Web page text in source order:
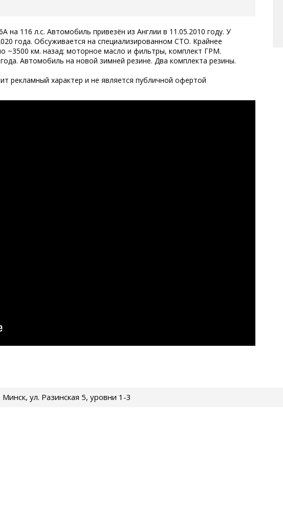
на 116 л.с. Автомобиль привезён из Англии в 11.05.2010 году. У
года. Обсуживается на специализированном СТО. Крайнее
~3500 км. назад: моторное масло и фильтры, комплект ГРМ.
Автомобиль на новой зимней резине. Два комплекта резины.
рекламный характер и не является публичной офертой
Минск, ул. Разинская 5, уровни 1-3